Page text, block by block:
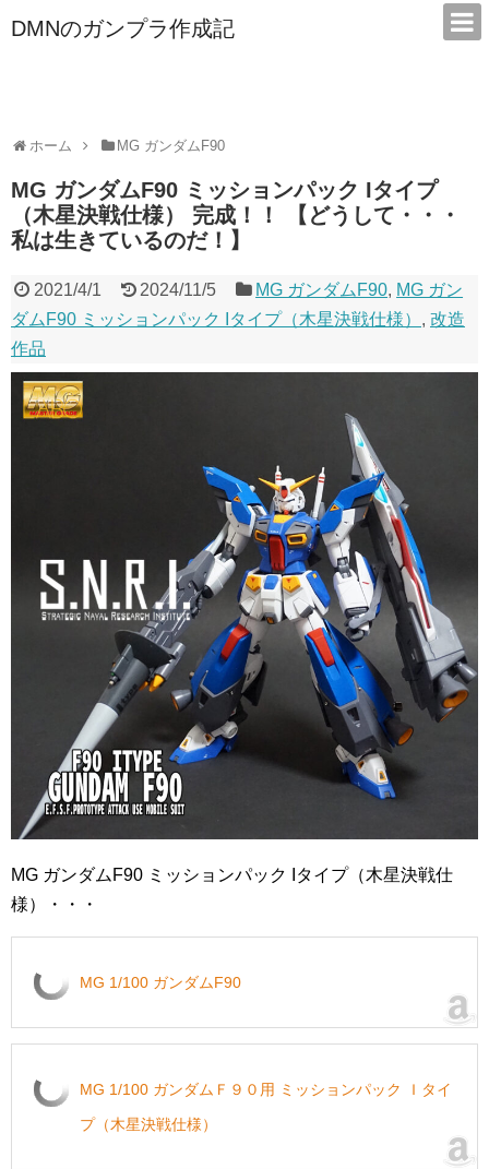
DMNのガンプラ作成記
ホーム MG ガンダムF90
MG ガンダムF90 ミッションパック Iタイプ
（木星決戦仕様） 完成！！ 【どうして・・・
私は生きているのだ！】
2021/4/1 2024/11/5 MG ガンダムF90, MG ガン
ダムF90 ミッションパック Iタイプ（木星決戦仕様） , 改造
作品
MG ガンダムF90 ミッションパック Iタイプ（木星決戦仕
様）・・・
MG 1/100 ガンダムF90
MG 1/100 ガンダムＦ９０用 ミッションパック Ｉタイ
プ（木星決戦仕様）